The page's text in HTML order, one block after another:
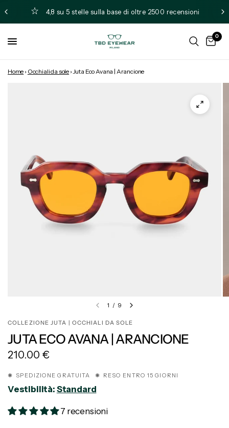
4,8 su 5 stelle sulla base di oltre 2500 recensioni
0
Home › Occhiali da sole ›Juta Eco Avana | Arancione
1 / 9
COLLEZIONE JUTA | OCCHIALI DA SOLE
JUTA ECO AVANA | ARANCIONE
210.00 €
✺ SPEDIZIONE GRATUITA ✺ RESO ENTRO 15 GIORNI
Vestibilità: Standard
7 recensioni